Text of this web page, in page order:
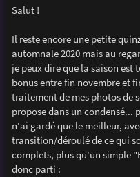
s
s
e
Salut !
Il reste encore une petite
automnale 2020 mais au
je peux dire que la saison
bonus entre fin novembre et
traitement de mes photos de
propose dans un condensé...
n'ai gardé que le meilleur,
transition/déroulé de ce qui
complets, plus qu'un simple
donc parti :